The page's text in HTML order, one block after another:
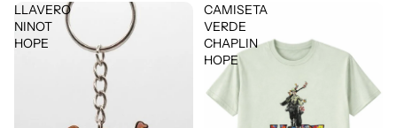
LLAVERO
NINOT
HOPE
CAMISETA
VERDE
CHAPLIN
HOPE